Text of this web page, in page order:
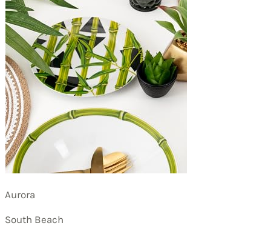
Aurora
South Beach